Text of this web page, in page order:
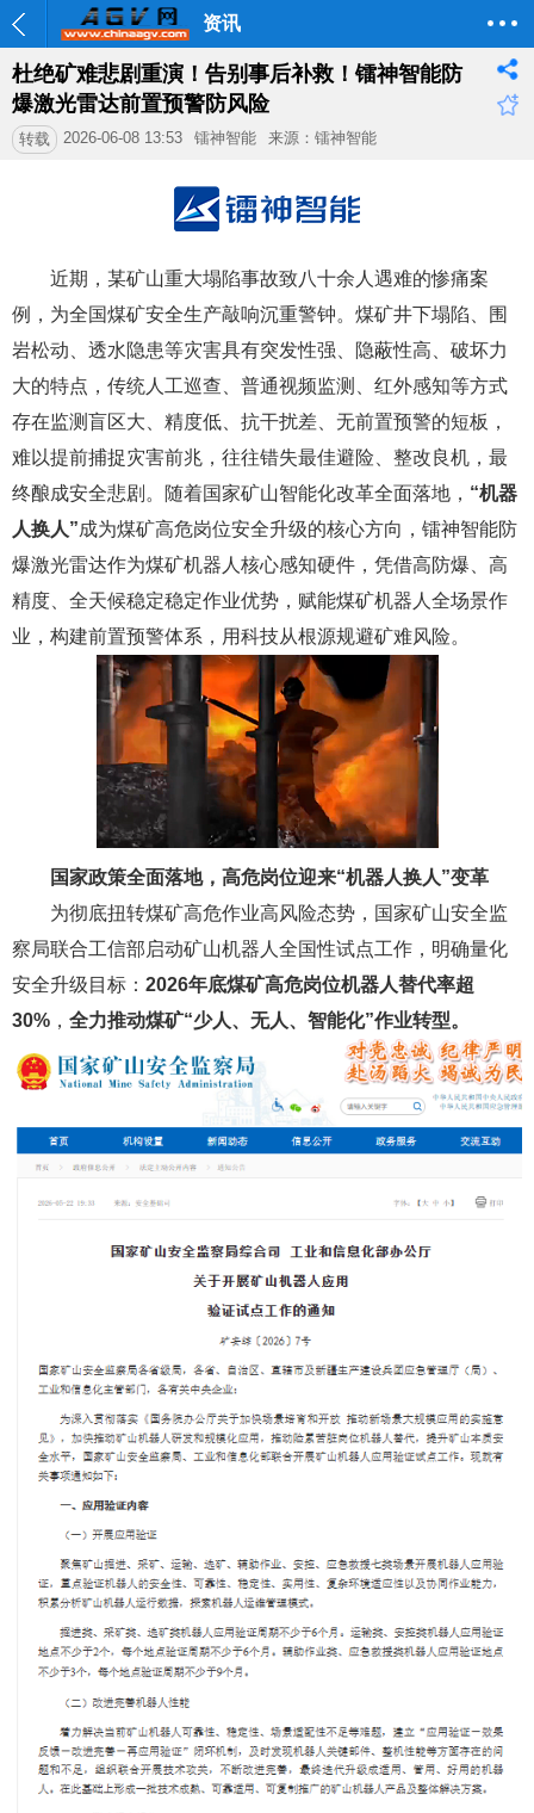
资讯
杜绝矿难悲剧重演！告别事后补救！镭神智能防
爆激光雷达前置预警防风险
转载 2026-06-08 13:53 镭神智能 来源：镭神智能
近期，某矿山重大塌陷事故致八十余人遇难的惨痛案
例，为全国煤矿安全生产敲响沉重警钟。煤矿井下塌陷、围
岩松动、透水隐患等灾害具有突发性强、隐蔽性高、破坏力
大的特点，传统人工巡查、普通视频监测、红外感知等方式
存在监测盲区大、精度低、抗干扰差、无前置预警的短板，
难以提前捕捉灾害前兆，往往错失最佳避险、整改良机，最
终酿成安全悲剧。随着国家矿山智能化改革全面落地， “机器
人换人”成为煤矿高危岗位安全升级的核心方向，镭神智能防
爆激光雷达作为煤矿机器人核心感知硬件，凭借高防爆、高
精度、全天候稳定稳定作业优势，赋能煤矿机器人全场景作
业，构建前置预警体系，用科技从根源规避矿难风险。
国家政策全面落地， 高危岗位迎来“机器人换人”变革
为彻底扭转煤矿高危作业高风险态势，国家矿山安全监
察局联合工信部启动矿山机器人全国性试点工作，明确量化
安全升级目标： 2026年底煤矿高危岗位机器人替代率超
30% ， 全力推动煤矿“少人、无人、智能化”作业转型。